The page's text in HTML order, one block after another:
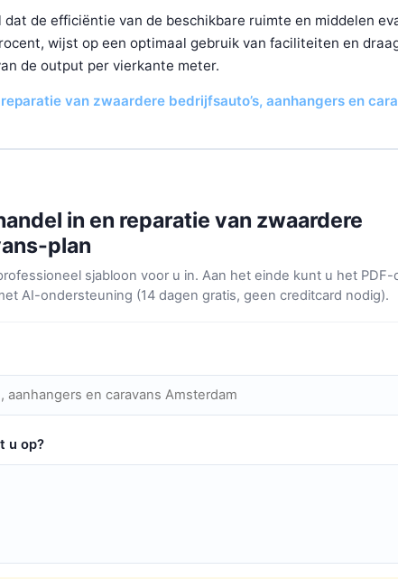
de efficiëntie van de beschikbare ruimte en middelen
wijst op een optimaal gebruik van faciliteiten en
de output per vierkante meter.
van zwaardere bedrijfsauto’s, aanhangers en
in en reparatie van zwaardere
plan
sjabloon voor u in. Aan het einde kunt u het
AI-ondersteuning (14 dagen gratis, geen creditcard nodig).
u op?